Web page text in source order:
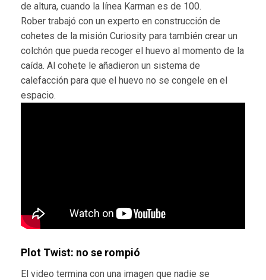
de altura, cuando la línea Karman es de 100.
Rober trabajó con un experto en construcción de
cohetes de la misión Curiosity para también crear un
colchón que pueda recoger el huevo al momento de la
caída. Al cohete le añadieron un sistema de
calefacción para que el huevo no se congele en el
espacio.
Plot Twist: no se rompió
El video termina con una imagen que nadie se